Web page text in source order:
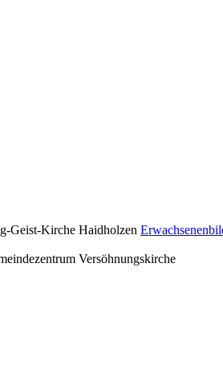
Geist-Kirche Haidholzen
Versöhnungskirche